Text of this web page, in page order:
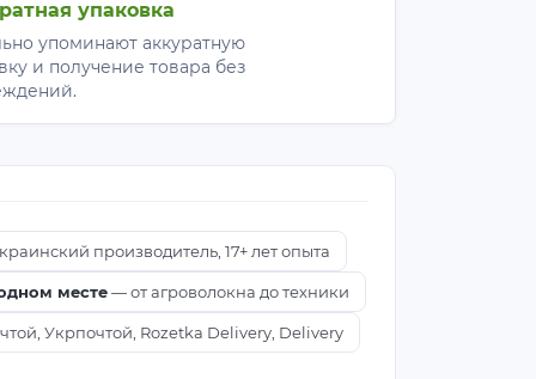
упаковка
упоминают аккуратную
и получение товара без
производитель, 17+ лет опыта
месте— от агроволокна до техники
Укрпочтой, Rozetka Delivery, Delivery